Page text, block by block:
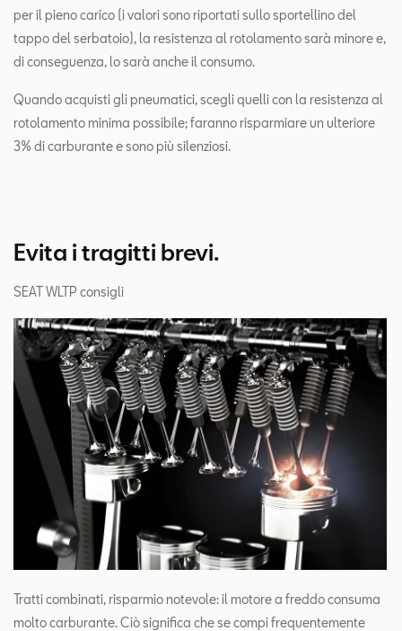
per il pieno carico (i valori sono riportati sullo sportellino del
tappo del serbatoio), la resistenza al rotolamento sarà minore e,
di conseguenza, lo sarà anche il consumo.
Quando acquisti gli pneumatici, scegli quelli con la resistenza al
rotolamento minima possibile; faranno risparmiare un ulteriore
3% di carburante e sono più silenziosi.
Evita i tragitti brevi.
SEAT WLTP consigli
Tratti combinati, risparmio notevole: il motore a freddo consuma
molto carburante. Ciò significa che se compi frequentemente